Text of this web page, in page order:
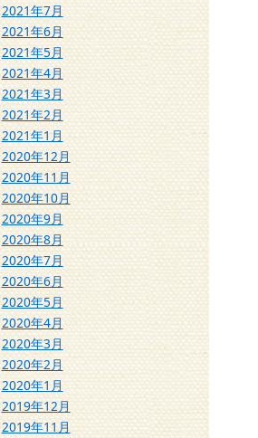
2021年7月
2021年6月
2021年5月
2021年4月
2021年3月
2021年2月
2021年1月
2020年12月
2020年11月
2020年10月
2020年9月
2020年8月
2020年7月
2020年6月
2020年5月
2020年4月
2020年3月
2020年2月
2020年1月
2019年12月
2019年11月